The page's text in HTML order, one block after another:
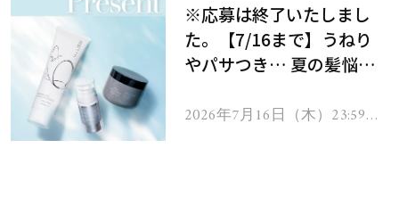
※応募は終了いたしまし
た。【7/16まで】うねり
やパサつき… 夏の髪悩み
ムを13名様にプレゼン
2026年7月16日（木）23:59ま